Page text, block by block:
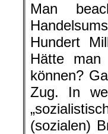
Man
Hundert
Hätte
können?
Zug. In
(sozialen)